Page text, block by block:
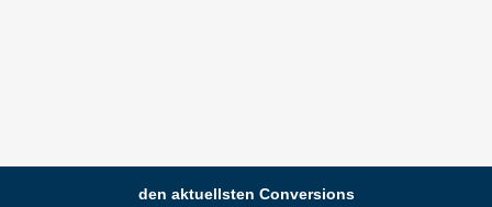
den aktuellsten Conversions